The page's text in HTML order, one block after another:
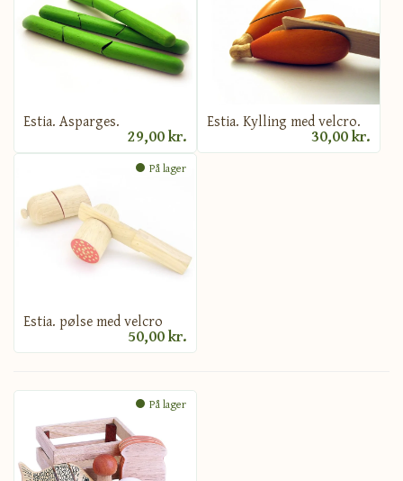
Estia. Asparges.
29,00 kr.
Estia. Kylling med velcro.
30,00 kr.
På lager
Estia. pølse med velcro
50,00 kr.
På lager